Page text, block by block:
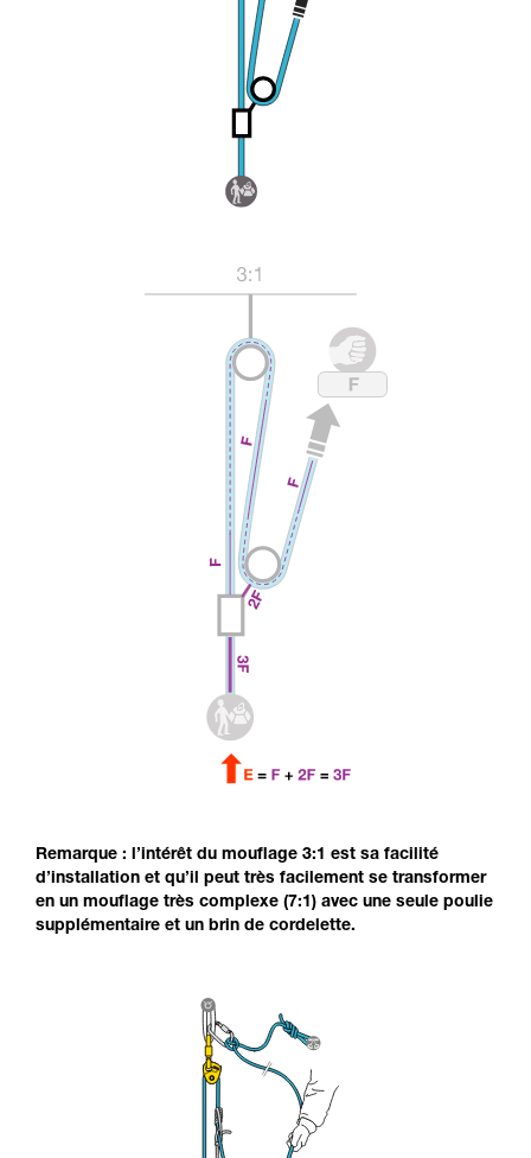
Remarque : l’intérêt du mouflage 3:1 est sa facilité
d’installation et qu’il peut très facilement se transformer
en un mouflage très complexe (7:1) avec une seule poulie
supplémentaire et un brin de cordelette.